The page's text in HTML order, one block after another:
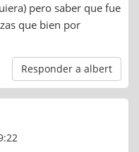
pero saber que fue
que bien por
Responder a albert